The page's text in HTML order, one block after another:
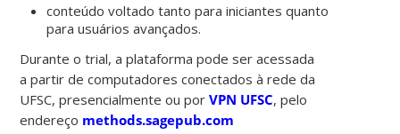
conteúdo voltado tanto para iniciantes quanto
para usuários avançados.
Durante o trial, a plataforma pode ser acessada
a partir de computadores conectados à rede da
UFSC, presencialmente ou porVPN UFSC, pelo
endereço methods.sagepub.com